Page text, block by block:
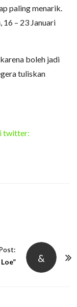
paling menarik.
16 – 23 Januari
boleh jadi
tuliskan
twitter:
&